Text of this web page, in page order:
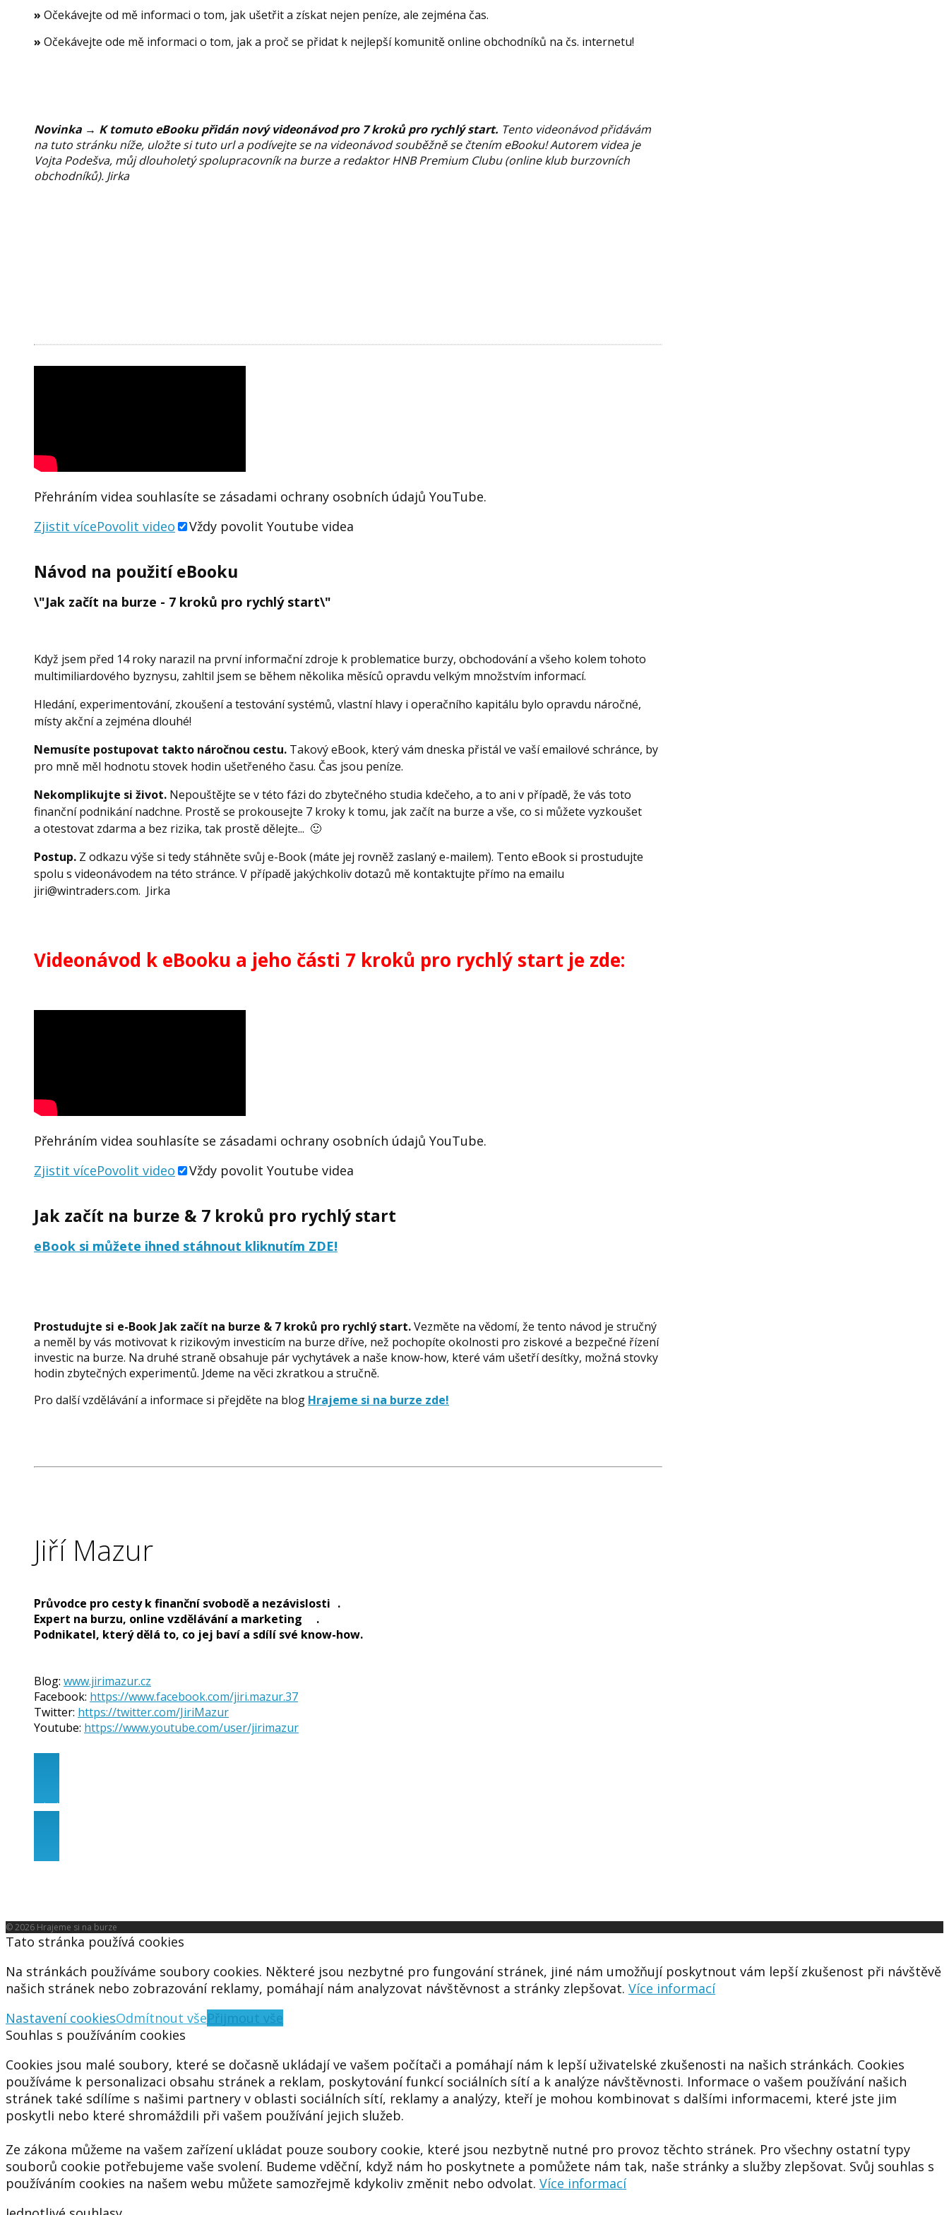
» Očekávejte od mě informaci o tom, jak ušetřit a získat nejen peníze, ale zejména čas.
» Očekávejte ode mě informaci o tom, jak a proč se přidat k nejlepší komunitě online obchodníků na čs. internetu!
Novinka → K tomuto eBooku přidán nový videonávod pro 7 kroků pro rychlý start. Tento videonávod přidávám
na tuto stránku níže, uložte si tuto url a podívejte se na videonávod souběžně se čtením eBooku! Autorem videa je
Vojta Podešva, můj dlouholetý spolupracovník na burze a redaktor HNB Premium Clubu (online klub burzovních
obchodníků). Jirka
Přehráním videa souhlasíte se zásadami ochrany osobních údajů YouTube.
Zjistit vícePovolit video Vždy povolit Youtube videa
Návod na použití eBooku
\"Jak začít na burze - 7 kroků pro rychlý start\"
Když jsem před 14 roky narazil na první informační zdroje k problematice burzy, obchodování a všeho kolem tohoto
multimiliardového byznysu, zahltil jsem se během několika měsíců opravdu velkým množstvím informací.
Hledání, experimentování, zkoušení a testování systémů, vlastní hlavy i operačního kapitálu bylo opravdu náročné,
místy akční a zejména dlouhé!
Nemusíte postupovat takto náročnou cestu. Takový eBook, který vám dneska přistál ve vaší emailové schránce, by
pro mně měl hodnotu stovek hodin ušetřeného času. Čas jsou peníze.
Nekomplikujte si život. Nepouštějte se v této fázi do zbytečného studia kdečeho, a to ani v případě, že vás toto
finanční podnikání nadchne. Prostě se prokousejte 7 kroky k tomu, jak začít na burze a vše, co si můžete vyzkoušet
a otestovat zdarma a bez rizika, tak prostě dělejte... 🙂
Postup. Z odkazu výše si tedy stáhněte svůj e-Book (máte jej rovněž zaslaný e-mailem). Tento eBook si prostudujte
spolu s videonávodem na této stránce. V případě jakýchkoliv dotazů mě kontaktujte přímo na emailu
jiri@wintraders.com. Jirka
Videonávod k eBooku a jeho části 7 kroků pro rychlý start je zde:
Přehráním videa souhlasíte se zásadami ochrany osobních údajů YouTube.
Zjistit vícePovolit video Vždy povolit Youtube videa
Jak začít na burze & 7 kroků pro rychlý start
eBook si můžete ihned stáhnout kliknutím ZDE!
Prostudujte si e-Book Jak začít na burze & 7 kroků pro rychlý start.Vezměte na vědomí, že tento návod je stručný
a neměl by vás motivovat k rizikovým investicím na burze dříve, než pochopíte okolnosti pro ziskové a bezpečné řízení
investic na burze. Na druhé straně obsahuje pár vychytávek a naše know-how, které vám ušetří desítky, možná stovky
hodin zbytečných experimentů. Jdeme na věci zkratkou a stručně.
Pro další vzdělávání a informace si přejděte na blog Hrajeme si na burze zde!
Jiří Mazur
Průvodce pro cesty k finanční svobodě a nezávislosti .
Expert na burzu, online vzdělávání a marketing .
Podnikatel, který dělá to, co jej baví a sdílí své know-how.
Blog: www.jirimazur.cz
Facebook: https://www.facebook.com/jiri.mazur.37
Twitter: https://twitter.com/JiriMazur
Youtube: https://www.youtube.com/user/jirimazur
<< zpět na BLOG HNB >>
© 2026 Hrajeme si na burze
Tato stránka používá cookies
Na stránkách používáme soubory cookies. Některé jsou nezbytné pro fungování stránek, jiné nám umožňují poskytnout vám lepší zkušenost při návštěvě
našich stránek nebo zobrazování reklamy, pomáhají nám analyzovat návštěvnost a stránky zlepšovat. Více informací
Nastavení cookiesOdmítnout všePřijmout vše
Souhlas s používáním cookies
Cookies jsou malé soubory, které se dočasně ukládají ve vašem počítači a pomáhají nám k lepší uživatelské zkušenosti na našich stránkách. Cookies
používáme k personalizaci obsahu stránek a reklam, poskytování funkcí sociálních sítí a k analýze návštěvnosti. Informace o vašem používání našich
stránek také sdílíme s našimi partnery v oblasti sociálních sítí, reklamy a analýzy, kteří je mohou kombinovat s dalšími informacemi, které jste jim
poskytli nebo které shromáždili při vašem používání jejich služeb.
Ze zákona můžeme na vašem zařízení ukládat pouze soubory cookie, které jsou nezbytně nutné pro provoz těchto stránek. Pro všechny ostatní typy
souborů cookie potřebujeme vaše svolení. Budeme vděční, když nám ho poskytnete a pomůžete nám tak, naše stránky a služby zlepšovat. Svůj souhlas s
používáním cookies na našem webu můžete samozřejmě kdykoliv změnit nebo odvolat. Více informací